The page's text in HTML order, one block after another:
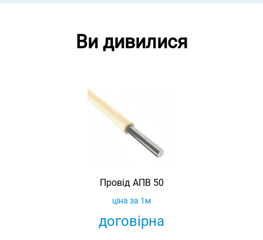
Ви дивилися
Провід АПВ 50
договірна
ціна за 1м